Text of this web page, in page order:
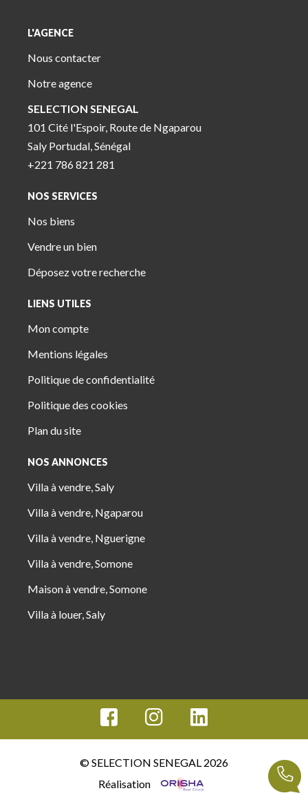
L'AGENCE
Nous contacter
Notre agence
SELECTION SENEGAL
101 Cité l'Espoir, Route de Ngaparou
Saly Portudal, Sénégal
+221 786 821 281
NOS SERVICES
Nos biens
Vendre un bien
Déposez votre recherche
LIENS UTILES
Mon compte
Mentions légales
Politique de confidentialité
Politique des cookies
Plan du site
NOS ANNONCES
Villa à vendre, Saly
Villa à vendre, Ngaparou
Villa à vendre, Nguerigne
Villa à vendre, Somone
Maison à vendre, Somone
Villa à louer, Saly
© SELECTION SENEGAL 2026
Réalisation